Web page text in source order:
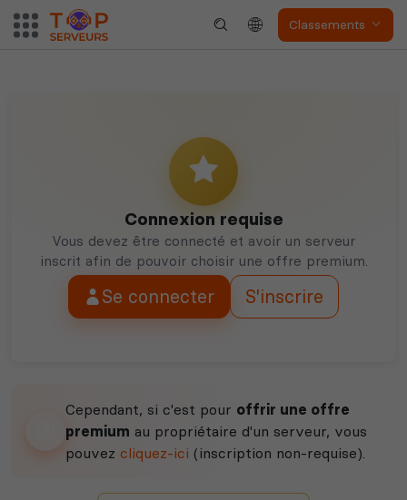
Classements
V Rising
Soulmask Unturned
The isle Space Engineers
Connexion requise
Vous devez être connecté et avoir un serveur
inscrit afin de pouvoir choisir une offre premium.
Se connecter S'inscrire
Cependant, si c'est pour offrir une offre
premium au propriétaire d'un serveur, vous
pouvez cliquez-ici (inscription non-requise).